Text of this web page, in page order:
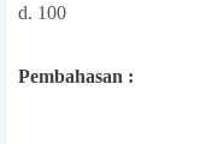
d. 100
Pembahasan :